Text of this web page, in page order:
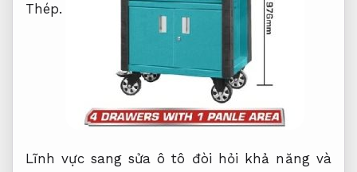
Thép.
Lĩnh vực sang sửa ô tô đòi hỏi khả năng và